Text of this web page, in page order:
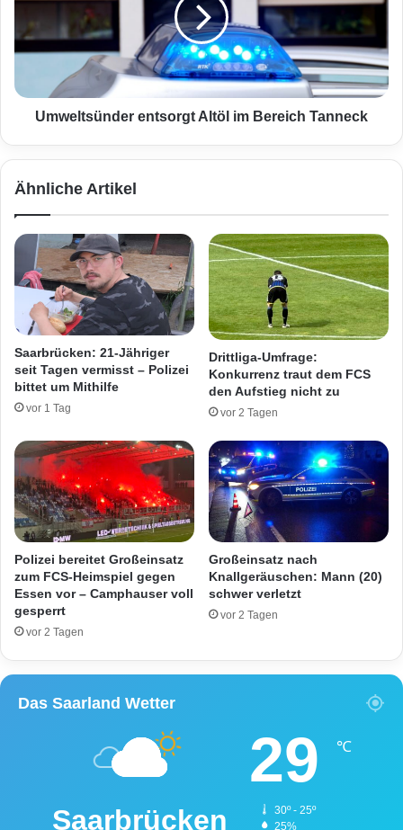
n
g
s
u
e
l
n
a
u
b
a
c
t
s
n
n
o
g
A
t
ö
B
e
r
e
i
T
a
n
e
k
Umweltsünder entsorgt Altöl im Bereich Tanneck
Ähnliche Artikel
Saarbrücken: 21-Jähriger
seit Tagen vermisst – Polizei
bittet um Mithilfe
vor 1 Tag
Drittliga-Umfrage:
Konkurrenz traut dem FCS
den Aufstieg nicht zu
vor 2 Tagen
Polizei bereitet Großeinsatz
zum FCS-Heimspiel gegen
Essen vor – Camphauser voll
gesperrt
vor 2 Tagen
Großeinsatz nach
Knallgeräuschen: Mann (20)
schwer verletzt
vor 2 Tagen
Das Saarland Wetter
Saarbrücken
29 ℃
30º - 25º
25%